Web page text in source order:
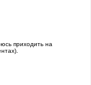
приходить на